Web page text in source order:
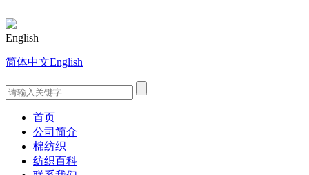
English
简体中文English
首页
公司简介
棉纺织
纺织百科